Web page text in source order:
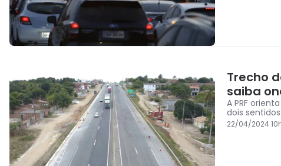
Trecho
saiba
A PRF
dois
22/04/2024